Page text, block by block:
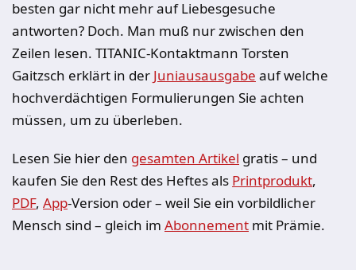
besten gar nicht mehr auf Liebesgesuche
antworten? Doch. Man muß nur zwischen den
Zeilen lesen. TITANIC-Kontaktmann Torsten
Gaitzsch erklärt in der Juniausausgabe auf welche
hochverdächtigen Formulierungen Sie achten
müssen, um zu überleben.
Lesen Sie hier den gesamten Artikel gratis – und
kaufen Sie den Rest des Heftes als Printprodukt,
PDF, App-Version oder – weil Sie ein vorbildlicher
Mensch sind – gleich im Abonnement mit Prämie.